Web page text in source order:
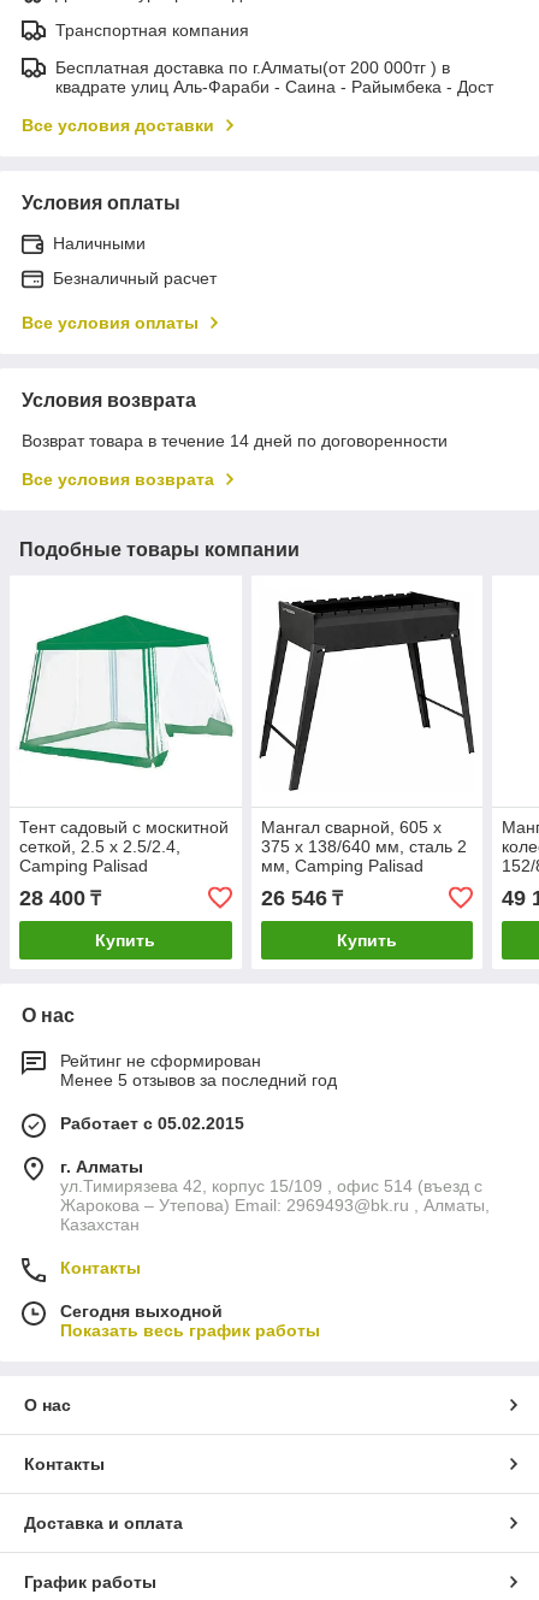
Транспортная компания
Бесплатная доставка по г.Алматы(от 200 000тг ) в
квадрате улиц Аль-Фараби - Саина - Райымбека - Дост
Все условия доставки
Условия оплаты
Наличными
Безналичный расчет
Все условия оплаты
Условия возврата
Возврат товара в течение 14 дней по договоренности
Все условия возврата
Подобные товары компании
Тент садовый с москитной
сеткой, 2.5 х 2.5/2.4,
Camping Palisad
28 400 ₸
Купить
Мангал сварной, 605 х
375 х 138/640 мм, сталь 2
мм, Camping Palisad
26 546₸
Купить
49
О нас
Рейтинг не сформирован
Менее 5 отзывов за последний год
Работает с 05.02.2015
г. Алматы
ул.Тимирязева 42, корпус 15/109 , офис 514 (въезд с
Жарокова – Утепова) Email: 2969493@bk.ru , Алматы,
Казахстан
Контакты
Сегодня выходной
Показать весь график работы
О нас
Контакты
Доставка и оплата
График работы